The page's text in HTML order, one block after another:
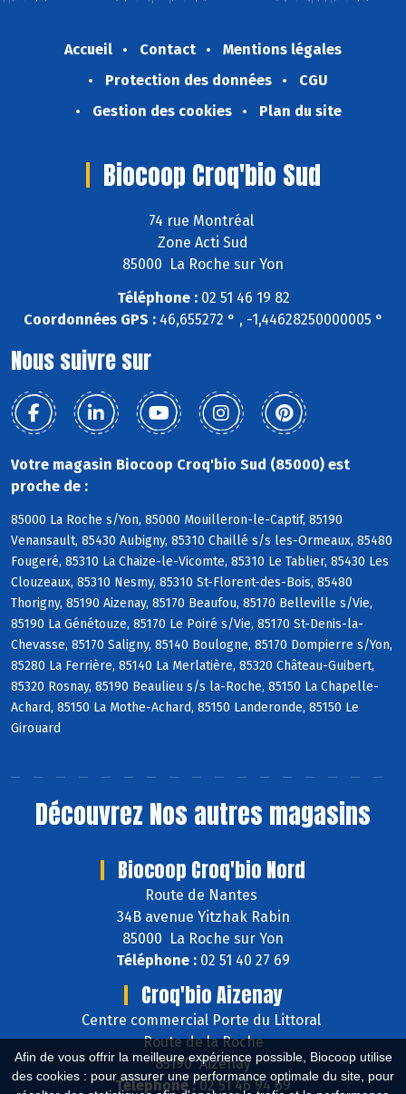
Afin de vous offrir la meilleure expérience possible, Biocoop utilise
des cookies : pour assurer une performance optimale du site, pour
Accueil Contact
Mentions légales
Protection des données
CGU
Gestion des cookies
Plan du site
Biocoop Croq'bio Sud
74 rue Montréal
Zone Acti Sud
85000 La Roche sur Yon
Téléphone :02 51 46 19 82
Coordonnées GPS :46,655272 ° , -1,44628250000005 °
Nous suivre sur
Votre magasin Biocoop Croq'bio Sud (85000) est
proche de :
85000 La Roche s/Yon, 85000 Mouilleron-le-Captif, 85190
Venansault, 85430 Aubigny, 85310 Chaillé s/s les-Ormeaux, 85480
Fougeré, 85310 La Chaize-le-Vicomte, 85310 Le Tablier, 85430 Les
Clouzeaux, 85310 Nesmy, 85310 St-Florent-des-Bois, 85480
Thorigny, 85190 Aizenay, 85170 Beaufou, 85170 Belleville s/Vie,
85190 La Génétouze, 85170 Le Poiré s/Vie, 85170 St-Denis-la-
Chevasse, 85170 Saligny, 85140 Boulogne, 85170 Dompierre s/Yon,
85280 La Ferrière, 85140 La Merlatière, 85320 Château-Guibert,
85320 Rosnay, 85190 Beaulieu s/s la-Roche, 85150 La Chapelle-
Achard, 85150 La Mothe-Achard, 85150 Landeronde, 85150 Le
Girouard
Découvrez Nos autres magasins
Biocoop Croq'bio Nord
Route de Nantes
34B avenue Yitzhak Rabin
85000 La Roche sur Yon
Téléphone : 02 51 40 27 69
Croq'bio Aizenay
Centre commercial Porte du Littoral
Route de la Roche
85190 Aizenay
Téléphone :02 51 46 94 69